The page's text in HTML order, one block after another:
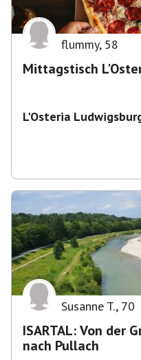
flummy, 58
Mittagstisch
L'Osteria
Susanne T., 70
ISARTAL: Von der
nach Pullach